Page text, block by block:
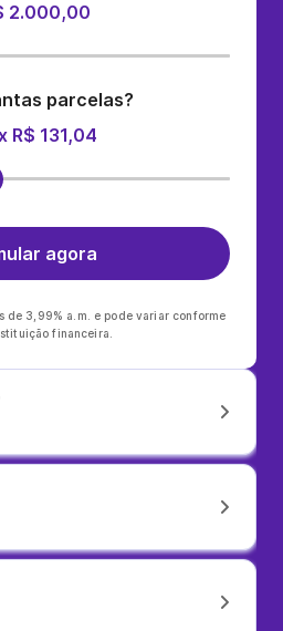
2.000,00
parcelas?
R$ 131,04
agora
de 3,99% a.m. e pode variar conforme
financeira.